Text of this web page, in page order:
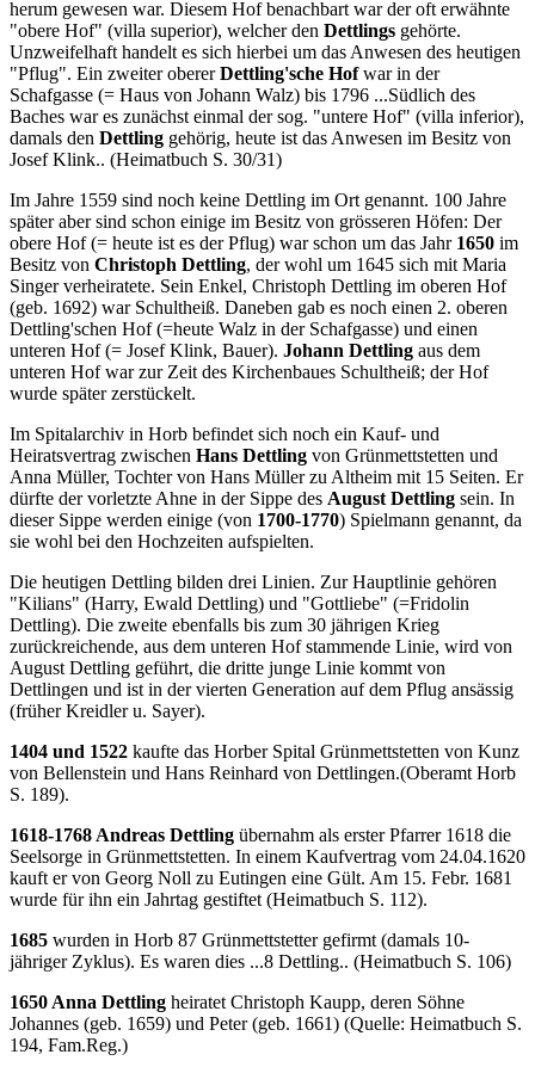
herum gewesen war. Diesem Hof benachbart war der oft erwähnte
"obere Hof" (villa superior), welcher den Dettlings gehörte.
Unzweifelhaft handelt es sich hierbei um das Anwesen des heutigen
"Pflug". Ein zweiter obererDettling'sche Hofwar in der
Schafgasse (= Haus von Johann Walz) bis 1796 ...Südlich des
Baches war es zunächst einmal der sog. "untere Hof" (villa inferior),
damals den Dettling gehörig, heute ist das Anwesen im Besitz von
Josef Klink.. (Heimatbuch S. 30/31)
Im Jahre 1559 sind noch keine Dettling im Ort genannt. 100 Jahre
später aber sind schon einige im Besitz von grösseren Höfen: Der
obere Hof (= heute ist es der Pflug) war schon um das Jahr 1650 im
Besitz von Christoph Dettling, der wohl um 1645 sich mit Maria
Singer verheiratete. Sein Enkel, Christoph Dettling im oberen Hof
(geb. 1692) war Schultheiß. Daneben gab es noch einen 2. oberen
Dettling'schen Hof (=heute Walz in der Schafgasse) und einen
unteren Hof (= Josef Klink, Bauer). Johann Dettling aus dem
unteren Hof war zur Zeit des Kirchenbaues Schultheiß; der Hof
wurde später zerstückelt.
Im Spitalarchiv in Horb befindet sich noch ein Kauf- und
Heiratsvertrag zwischen Hans Dettling von Grünmettstetten und
Anna Müller, Tochter von Hans Müller zu Altheim mit 15 Seiten. Er
dürfte der vorletzte Ahne in der Sippe des August Dettling sein. In
dieser Sippe werden einige (von 1700-1770) Spielmann genannt, da
sie wohl bei den Hochzeiten aufspielten.
Die heutigen Dettling bilden drei Linien. Zur Hauptlinie gehören
"Kilians" (Harry, Ewald Dettling) und "Gottliebe" (=Fridolin
Dettling). Die zweite ebenfalls bis zum 30 jährigen Krieg
zurückreichende, aus dem unteren Hof stammende Linie, wird von
August Dettling geführt, die dritte junge Linie kommt von
Dettlingen und ist in der vierten Generation auf dem Pflug ansässig
(früher Kreidler u. Sayer).
1404 und 1522 kaufte das Horber Spital Grünmettstetten von Kunz
von Bellenstein und Hans Reinhard von Dettlingen.(Oberamt Horb
S. 189).
1618-1768 Andreas Dettling übernahm als erster Pfarrer 1618 die
Seelsorge in Grünmettstetten. In einem Kaufvertrag vom 24.04.1620
kauft er von Georg Noll zu Eutingen eine Gült. Am 15. Febr. 1681
wurde für ihn ein Jahrtag gestiftet (Heimatbuch S. 112).
1685 wurden in Horb 87 Grünmettstetter gefirmt (damals 10-
jähriger Zyklus). Es waren dies ...8 Dettling.. (Heimatbuch S. 106)
1650 Anna Dettling heiratet Christoph Kaupp, deren Söhne
Johannes (geb. 1659) und Peter (geb. 1661) (Quelle: Heimatbuch S.
194, Fam.Reg.)